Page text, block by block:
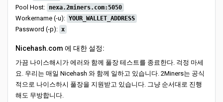
Pool Host: nexa.2miners.com:5050
Workername (-u): YOUR_WALLET_ADDRESS
Password (-p): x
Nicehash.com 에 대한 설정:
가끔 나이스해시가 에러와 함께 풀장 테스트를 종료한다. 걱정 마세
요. 우리는 매일 Nicehash 와 함께 일하고 있습니다. 2Miners는 공식
적으로 나이스하시 풀장을 지원받고 있습니다. 그냥 순서대로 진행
해도 무방합니다.